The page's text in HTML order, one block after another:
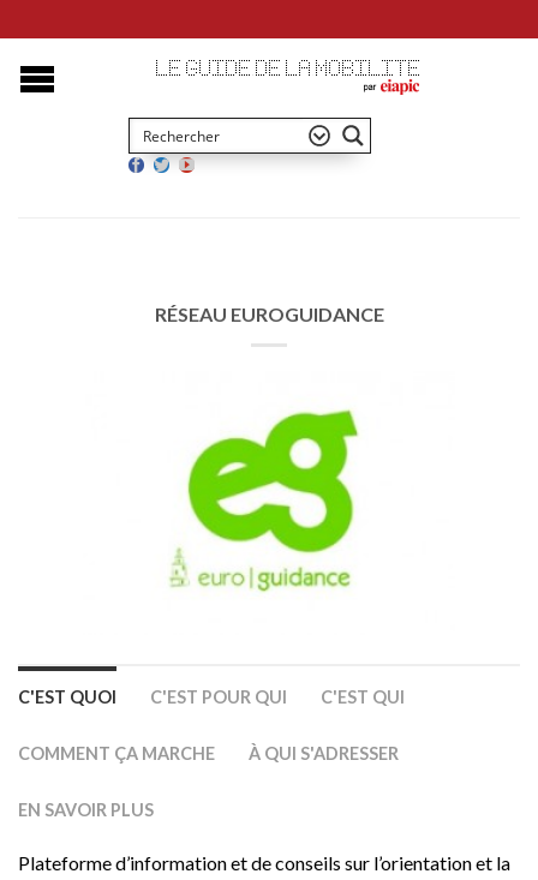
RÉSEAU EUROGUIDANCE
C'EST QUOI C'EST POUR QUI C'EST QUI
COMMENT ÇA MARCHE À QUI S'ADRESSER
EN SAVOIR PLUS
Plateforme d’information et de conseils sur l’orientation et la